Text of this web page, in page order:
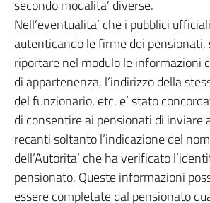
secondo modalita’ diverse.
Nell’eventualita’ che i pubblici
autenticando le firme dei
riportare nel modulo le informazioni
di appartenenza, l’indirizzo della
del funzionario, etc. e’ stato
di consentire ai pensionati di inviare
recanti soltanto l’indicazione del
dell’Autorita’ che ha verificato
pensionato. Queste informazioni
essere completate dal pensionato